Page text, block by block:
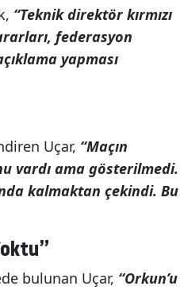
“Teknik direktör kırmızı
federasyon
yapması
Uçar, “Maçın
vardı ama gösterilmedi.
kalmaktan çekindi. Bu
bulunan Uçar, “Orkun’u